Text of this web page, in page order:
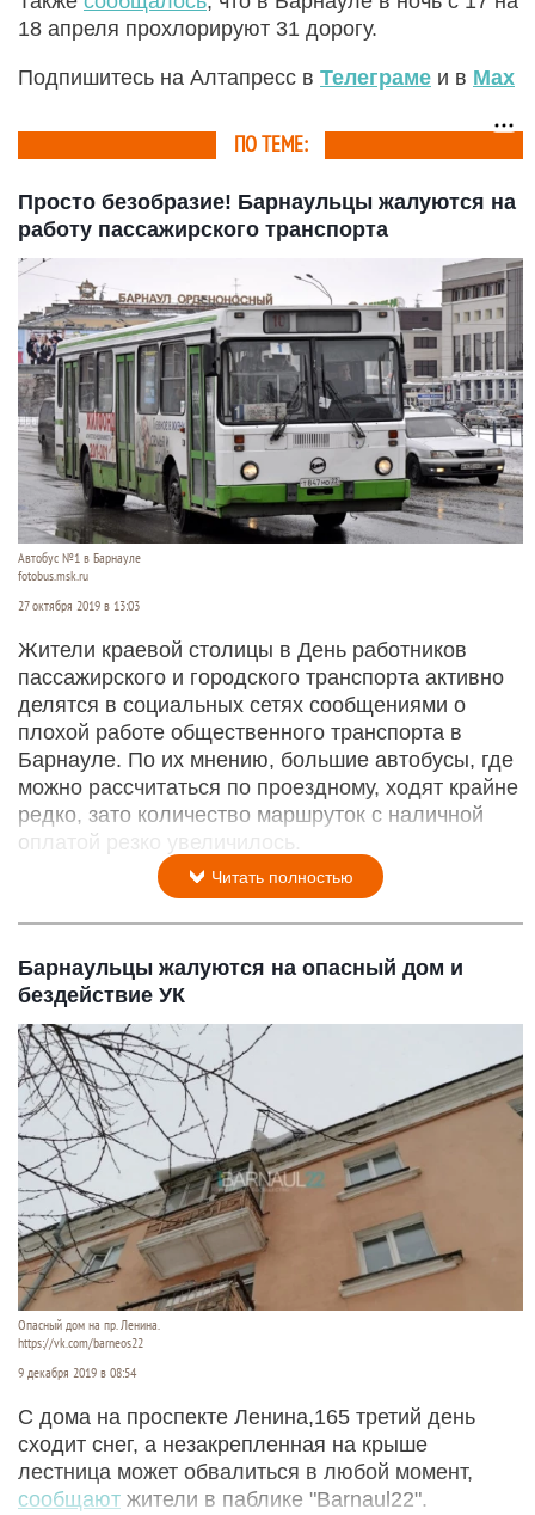
18 апреля прохлорируют 31 дорогу.
Подпишитесь на Алтапресс в Телеграме и в Max
ПО ТЕМЕ:
Просто безобразие! Барнаульцы жалуются на
работу пассажирского транспорта
Автобус №1 в Барнауле
fotobus.msk.ru
27 октября 2019 в 13:03
Жители краевой столицы в День работников
пассажирского и городского транспорта активно
делятся в социальных сетях сообщениями о
плохой работе общественного транспорта в
Барнауле. По их мнению, большие автобусы, где
можно рассчитаться по проездному, ходят крайне
редко, зато количество маршруток с наличной
оплатой резко увеличилось.
Читать полностью
Барнаульцы жалуются на опасный дом и
бездействие УК
Опасный дом на пр. Ленина.
https://vk.com/barneos22
9 декабря 2019 в 08:54
С дома на проспекте Ленина,165 третий день
сходит снег, а незакрепленная на крыше
лестница может обвалиться в любой момент,
сообщают жители в паблике "Barnaul22".